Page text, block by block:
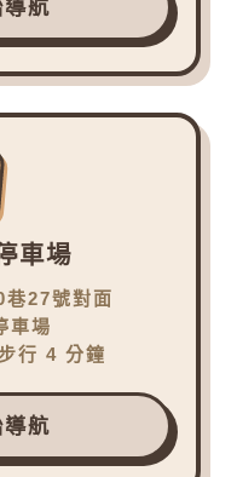
航
車場
巷27號對面
車場
行 4 分鐘
航